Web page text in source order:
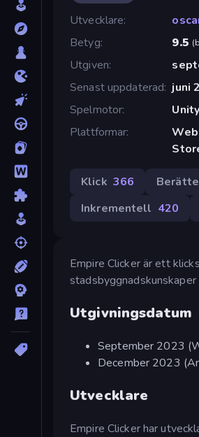
Utvecklare
Betyg
9.5 (
Utgiven
Senast uppdaterad juni
Spelmotor
Plattformar
Klick 366
Inkrementell 420
Empire Clicker är ett
Utgivningsdatum
September 2023
December 2023
Utvecklare
Empire Clicker har